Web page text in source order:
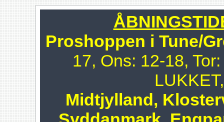
Proshoppen i Tune/
17, Ons: 12-18,
Midtjylland,